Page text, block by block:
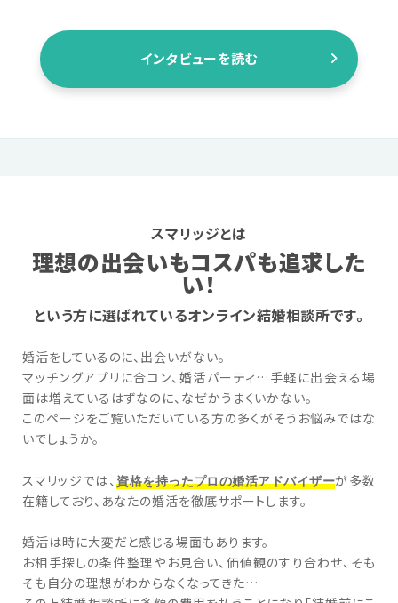
インタビューを読む
スマリッジとは
理想の出会いもコスパも追求した
い！
という方に選ばれているオンライン結婚相談所です。
婚活をしているのに、出会いがない。
マッチングアプリに合コン、婚活パーティ…手軽に出会える場
面は増えているはずなのに、なぜかうまくいかない。
このページをご覧いただいている方の多くがそうお悩みではな
いでしょうか。
スマリッジでは、資格を持ったプロの婚活アドバイザーが多数
在籍しており、あなたの婚活を徹底サポートします。
婚活は時に大変だと感じる場面もあります。
お相手探しの条件整理やお見合い、価値観のすり合わせ、そも
そも自分の理想がわからなくなってきた…